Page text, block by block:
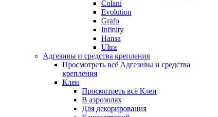
Colani
Evolution
Grafo
Infinity
Hansa
Ultra
Адгезивы и средства крепления
Просмотреть всё Адгезивы и средства
крепления
Клеи
Просмотреть всё Клеи
В аэрозолях
Для декорирования